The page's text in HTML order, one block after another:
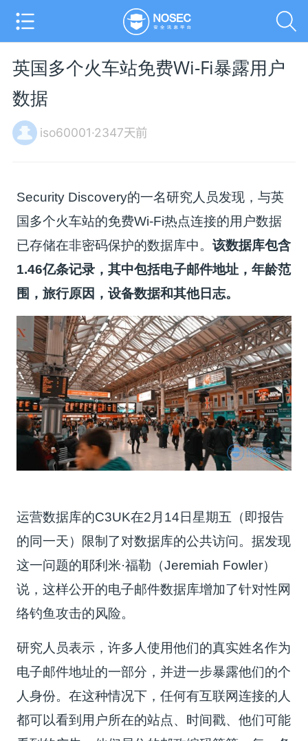
英国多个火车站免费Wi-Fi暴露用户
数据
iso60001·2347天前
Security Discovery的一名研究人员发现，与英
国多个火车站的免费Wi-Fi热点连接的用户数据
已存储在非密码保护的数据库中。该数据库包含
1.46亿条记录，其中包括电子邮件地址，年龄范
围，旅行原因，设备数据和其他日志。
运营数据库的C3UK在2月14日星期五（即报告
的同一天）限制了对数据库的公共访问。据发现
这一问题的耶利米·福勒（Jeremiah Fowler）
说，这样公开的电子邮件数据库增加了针对性网
络钓鱼攻击的风险。
研究人员表示，许多人使用他们的真实姓名作为
电子邮件地址的一部分，并进一步暴露他们的个
人身份。在这种情况下，任何有互联网连接的人
都可以看到用户所在的站点、时间戳、他们可能